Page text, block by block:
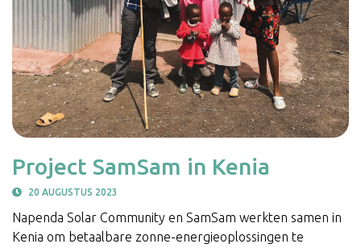
Project SamSam in Kenia
20 AUGUSTUS 2023
Napenda Solar Community en SamSam werkten samen in
Kenia om betaalbare zonne-energieoplossingen te